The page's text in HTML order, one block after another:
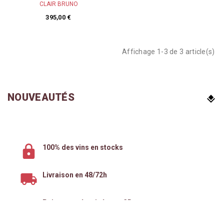
CLAIR BRUNO
395,00 €
Affichage 1-3 de 3 article(s)
NOUVEAUTÉS
100% des vins en stocks
Livraison en 48/72h
Paiement sécurisé avec 3D secure